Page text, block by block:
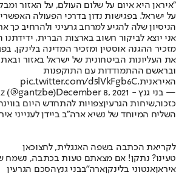
"איראן היא איום על שלום העולם, על האזור
על ישראל. בפגישות נדון בדרכי הפעולה
הניסיון שלה להגיע למרחב גרעיני ולהרחיב כך
אני יוצא לביקור חשוב בארצות הברית,
מזכיר ההגנה אוסטין ומזכיר המדינה בלינקן.
את העליונות הביטחונית של ישראל באזור
ובראשם ההתמודדות עם התוקפנות
האיראנית.pic.twitter.com/d5lVkFgb6C
— בני גנץ - Benny Gantz (@gantzbe) December 8, 2021
כזכור,שיחות הגרעיןצפויות להתחדש היום
השליח המיוחד של נשיא ארה"ב ביידן לענייני
לקריאת הכתבה בשפה האנגלית, לחצוכאן
טעינו? נתקן! אם מצאתם טעות בכתבה, נשמח
איראןאנטוני בלינקןארה"בבני גנץהסכם הגרעין